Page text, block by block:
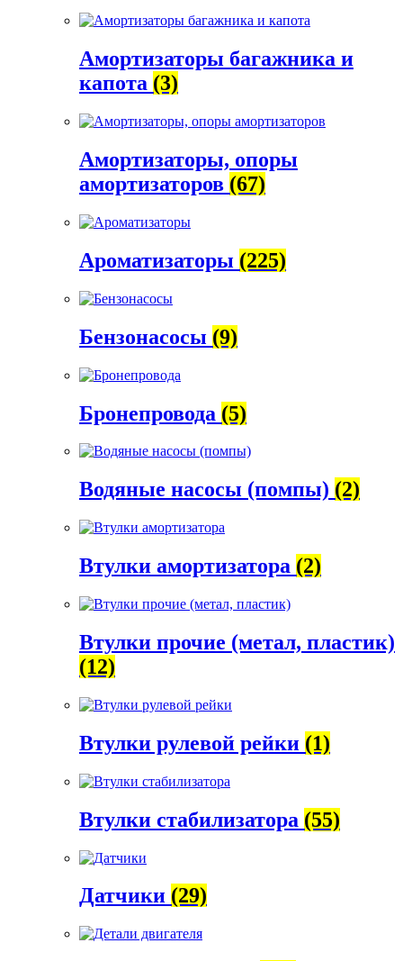
Амортизаторы багажника и
капота (3)
Амортизаторы, опоры
амортизаторов (67)
Ароматизаторы (225)
Бензонасосы (9)
Бронепровода (5)
Водяные насосы (помпы) (2)
Втулки амортизатора (2)
Втулки прочие (метал, пластик)
(12)
Втулки рулевой рейки (1)
Втулки стабилизатора (55)
Датчики (29)